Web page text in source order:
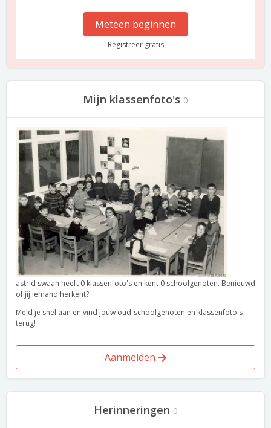
Meteen beginnen
Registreer gratis
Mijn klassenfoto's 0
astrid swaan heeft 0 klassenfoto's en kent 0 schoolgenoten. Benieuwd
of jij iemand herkent?
Meld je snel aan en vind jouw oud-schoolgenoten en klassenfoto's
terug!
Aanmelden
Herinneringen 0